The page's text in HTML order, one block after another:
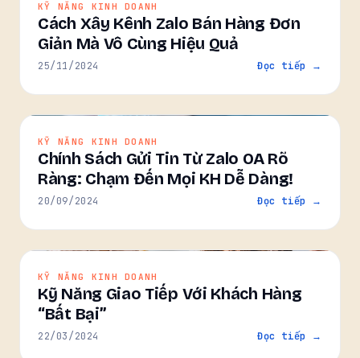
KỸ NĂNG KINH DOANH
Cách Xây Kênh Zalo Bán Hàng Đơn
Giản Mà Vô Cùng Hiệu Quả
25/11/2024 Đọc tiếp →
KỸ NĂNG KINH DOANH
Chính Sách Gửi Tin Từ Zalo OA Rõ
Ràng: Chạm Đến Mọi KH Dễ Dàng!
20/09/2024 Đọc tiếp →
KỸ NĂNG KINH DOANH
Kỹ Năng Giao Tiếp Với Khách Hàng
“Bất Bại”
22/03/2024 Đọc tiếp →